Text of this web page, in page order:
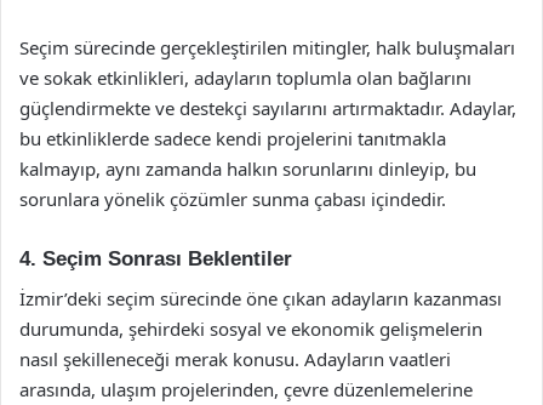
Seçim sürecinde gerçekleştirilen mitingler, halk buluşmaları
ve sokak etkinlikleri, adayların toplumla olan bağlarını
güçlendirmekte ve destekçi sayılarını artırmaktadır. Adaylar,
bu etkinliklerde sadece kendi projelerini tanıtmakla
kalmayıp, aynı zamanda halkın sorunlarını dinleyip, bu
sorunlara yönelik çözümler sunma çabası içindedir.
4. Seçim Sonrası Beklentiler
İzmir’deki seçim sürecinde öne çıkan adayların kazanması
durumunda, şehirdeki sosyal ve ekonomik gelişmelerin
nasıl şekilleneceği merak konusu. Adayların vaatleri
arasında, ulaşım projelerinden, çevre düzenlemelerine